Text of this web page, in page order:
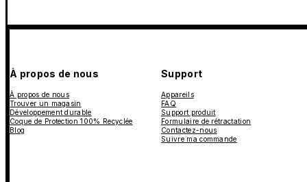
À propos de nous
À propos de nous
Trouver un magasin
Développement durable
Coque de Protection 100% Recyclée
Blog
Support
Appareils
FAQ
Support produit
Formulaire de rétractation
Contactez-nous
Suivre ma commande